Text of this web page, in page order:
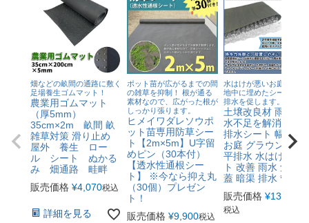
畑などの畝間の通路に敷く
足場養生ゴムマット！
農業用ゴムマット
（厚5mm）
35cm×2m 畝間 畝
雑草対策 滑り止め
屋外 養生 ロー
ル シート ぬかる
み 畑通路 畦畔
販売価格 ¥4,070税込
詳細を見る
ポット苗が広がるまでの間
の雑草を抑制！ 根が通る
素材なので、広がった根が
しっかり張ります。
ヒメイワダレソウポ
ット苗専用防草シー
ト【2m×5m】U字留
めピン（30本付）
【透水性通根シー
ト】 ※今なら抑え丸
（30個）プレゼン
ト！
販売価格 ¥9,900税込
水はけが悪いお庭を改善
地中に埋めたシートを伝
排水を促します。
土壌改良材 雨水の
水不足を解消 超軽
排水シート 幅30cm
お庭 グラウンド 水
平排水 水はけ シー
ト 改善 雨水 角 マ
蓋 暗渠 排水 管 砂
販売価格 ¥13,750
税込